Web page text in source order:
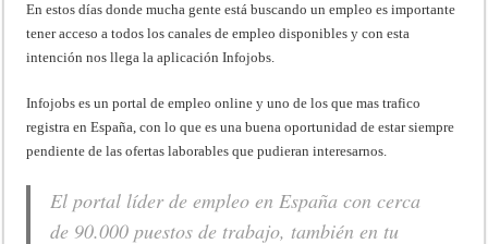
En estos días donde mucha gente está buscando un empleo es importante
tener acceso a todos los canales de empleo disponibles y con esta
intención nos llega la aplicación Infojobs.
Infojobs es un portal de empleo online y uno de los que mas trafico
registra en España, con lo que es una buena oportunidad de estar siempre
pendiente de las ofertas laborables que pudieran interesarnos.
El portal líder de empleo en España con cerca
de 90.000 puestos de trabajo, también en tu